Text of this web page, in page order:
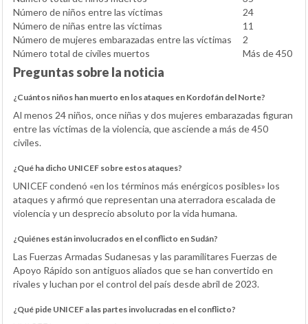
Número de niños entre las víctimas
24
Número de niñas entre las víctimas
11
Número de mujeres embarazadas entre las víctimas
2
Número total de civiles muertos
Más de 450
Preguntas sobre la noticia
¿Cuántos niños han muerto en los ataques en Kordofán del Norte?
Al menos 24 niños, once niñas y dos mujeres embarazadas figuran
entre las víctimas de la violencia, que asciende a más de 450
civiles.
¿Qué ha dicho UNICEF sobre estos ataques?
UNICEF condenó «en los términos más enérgicos posibles» los
ataques y afirmó que representan una aterradora escalada de
violencia y un desprecio absoluto por la vida humana.
¿Quiénes están involucrados en el conflicto en Sudán?
Las Fuerzas Armadas Sudanesas y las paramilitares Fuerzas de
Apoyo Rápido son antiguos aliados que se han convertido en
rivales y luchan por el control del país desde abril de 2023.
¿Qué pide UNICEF a las partes involucradas en el conflicto?